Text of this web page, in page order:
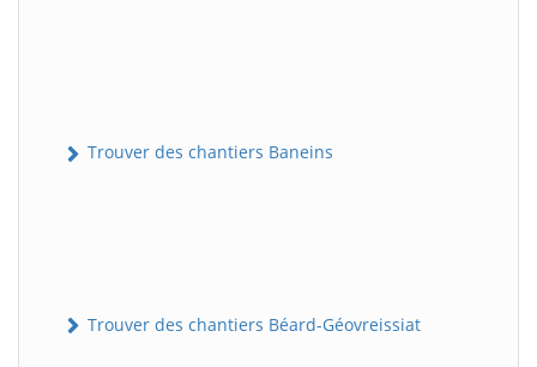
Trouver des chantiers Baneins
Trouver des chantiers Béard-Géovreissiat